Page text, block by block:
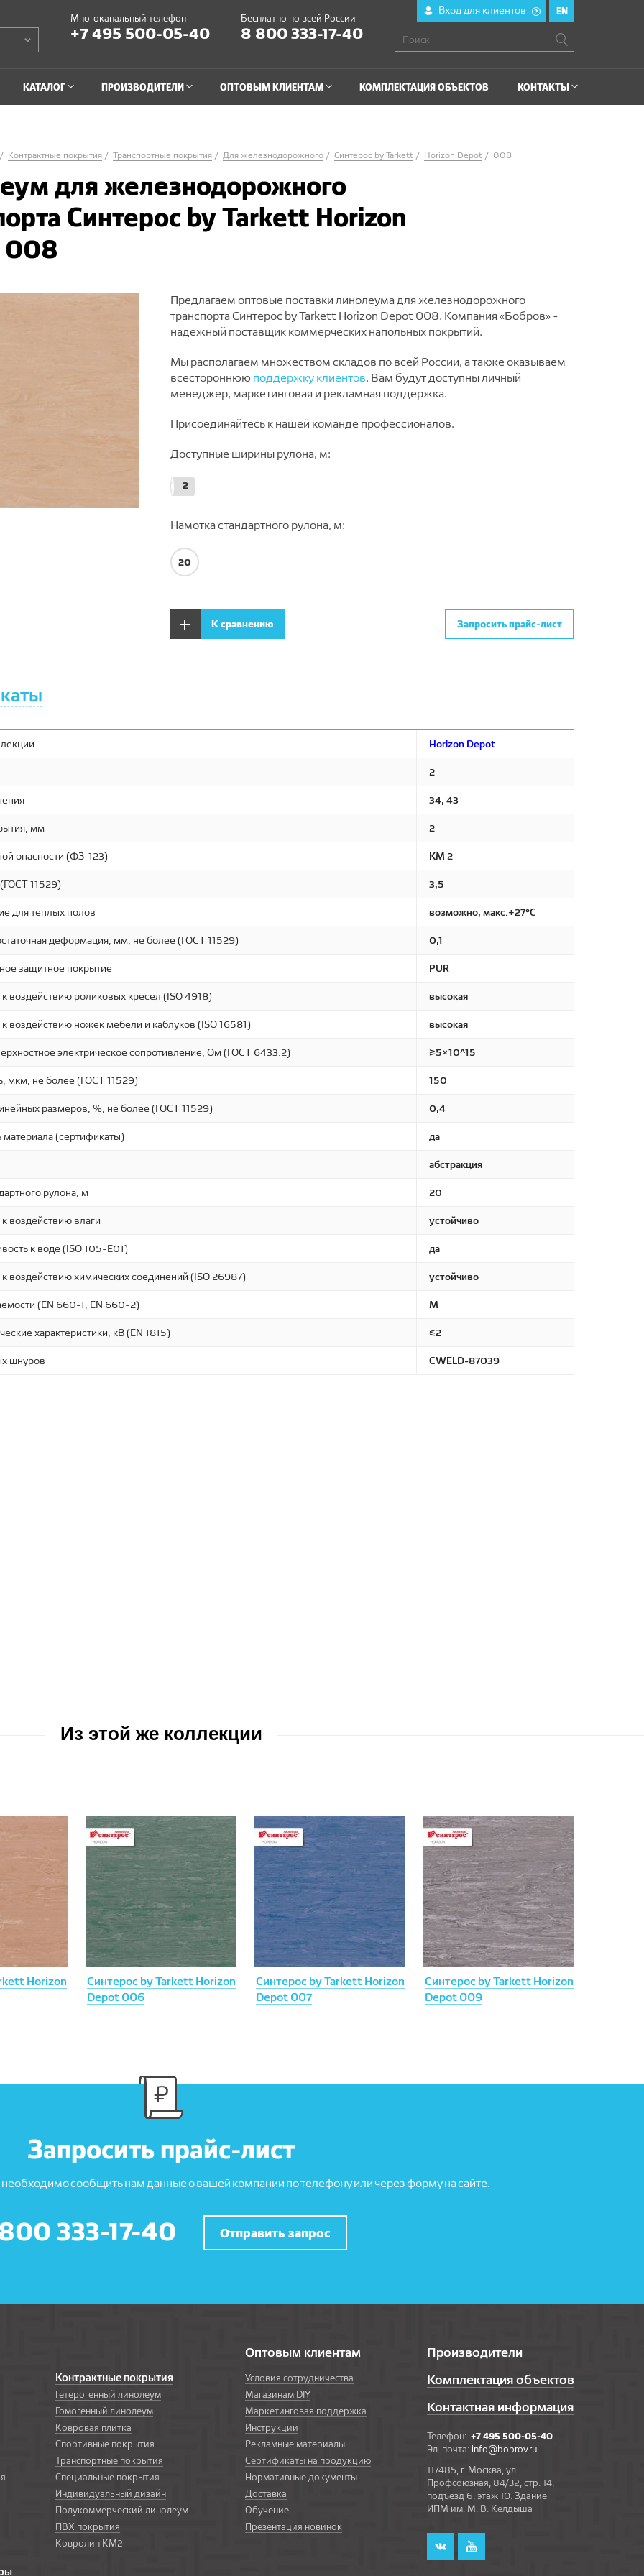
Многоканальный телефон
+7 495 500-05-40
Бесплатно по всей России
8 800 333-17-40
Вход для клиентов ? EN
КАТАЛОГ ПРОИЗВОДИТЕЛИ ОПТОВЫМ КЛИЕНТАМ КОМПЛЕКТАЦИЯ ОБЪЕКТОВ КОНТАКТЫ
Контрактные покрытия Транспортные покрытия Для железнодорожного Синтерос by Tarkett Horizon Depot 008
для железнодорожного
Синтерос by Tarkett Horizon
008
Предлагаем оптовые поставки линолеума для железнодорожного
транспорта Синтерос by Tarkett Horizon Depot 008. Компания «Бобров» -
надежный поставщик коммерческих напольных покрытий.
Мы располагаем множеством складов по всей России, а также оказываем
всестороннюю поддержку клиентов. Вам будут доступны личный
менеджер, маркетинговая и рекламная поддержка.
Присоединяйтесь к нашей команде профессионалов.
Доступные ширины рулона, м:
2
Намотка стандартного рулона, м:
20
К сравнению Запросить прайс-лист
Horizon Depot
2
34, 43
мм 2
опасности (ФЗ-123) КМ 2
11529) 3,5
для теплых полов возможно, макс.+27°С
деформация, мм, не более (ГОСТ 11529) 0,1
защитное покрытие PUR
к воздействию роликовых кресел (ISO 4918) высокая
к воздействию ножек мебели и каблуков (ISO 16581) высокая
электрическое сопротивление, Ом (ГОСТ 6433.2) ≥5×10^15
мкм, не более (ГОСТ 11529) 150
размеров, %, не более (ГОСТ 11529) 0,4
материала (сертификаты) да
абстракция
рулона, м 20
к воздействию влаги устойчиво
к воде (ISO 105-E01) да
к воздействию химических соединений (ISO 26987) устойчиво
(EN 660-1, EN 660-2) М
характеристики, кВ (EN 1815) ≤2
шнуров CWELD-87039
Из этой же коллекции
Horizon
Синтерос by Tarkett Horizon
Depot 006
Синтерос by Tarkett Horizon
Depot 007
Синтерос by Tarkett Horizon
Depot 009
Запросить прайс-лист
сообщить нам данные о вашей компании по телефону или через форму на сайте.
333-17-40 Отправить запрос
Контрактные покрытия
Гетерогенный линолеум
Гомогенный линолеум
Ковровая плитка
Спортивные покрытия
Транспортные покрытия
Специальные покрытия
Индивидуальный дизайн
Полукоммерческий линолеум
ПВХ покрытия
Ковролин КМ2
Оптовым клиентам
Условия сотрудничества
Магазинам DIY
Маркетинговая поддержка
Инструкции
Рекламные материалы
Сертификаты на продукцию
Нормативные документы
Доставка
Обучение
Презентация новинок
Производители
Комплектация объектов
Контактная информация
Телефон:+7 495 500-05-40
Эл. почта: info@bobrov.ru
117485, г. Москва, ул.
Профсоюзная, 84/32, стр. 14,
подъезд 6, этаж 10. Здание
ИПМ им. М. В. Келдыша